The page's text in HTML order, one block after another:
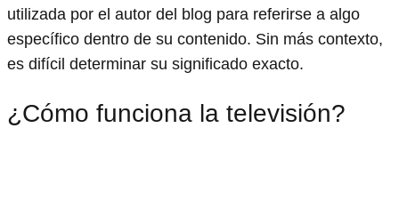
utilizada por el autor del blog para referirse a algo
específico dentro de su contenido. Sin más contexto,
es difícil determinar su significado exacto.
¿Cómo funciona la televisión?